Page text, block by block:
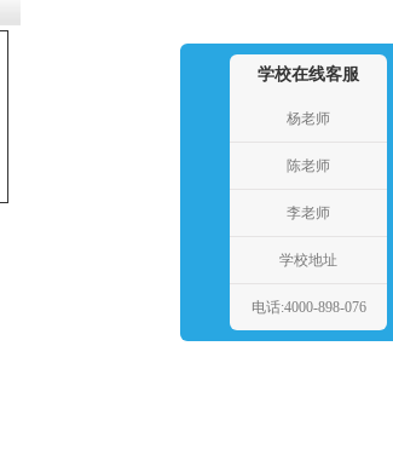
学校在线客服
杨老师
陈老师
李老师
学校地址
电话:4000-898-076